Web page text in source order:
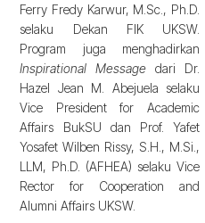
Ferry Fredy Karwur, M.Sc., Ph.D.
selaku Dekan FIK UKSW.
Program juga menghadirkan
Inspirational Message dari Dr.
Hazel Jean M. Abejuela selaku
Vice President for Academic
Affairs BukSU dan Prof. Yafet
Yosafet Wilben Rissy, S.H., M.Si.,
LLM, Ph.D. (AFHEA) selaku Vice
Rector for Cooperation and
Alumni Affairs UKSW.